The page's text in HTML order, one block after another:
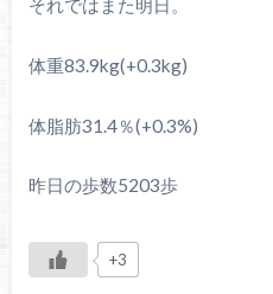
それではまた明日。
体重83.9kg(+0.3kg)
体脂肪31.4％(+0.3%)
昨日の歩数5203歩
+3